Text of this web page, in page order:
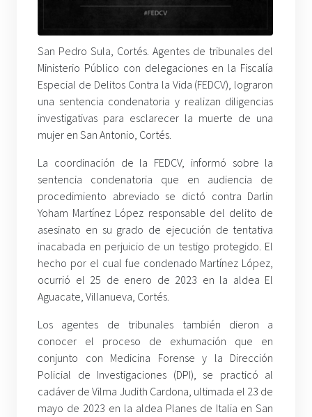
San Pedro Sula, Cortés. Agentes de tribunales del
Ministerio Público con delegaciones en la Fiscalía
Especial de Delitos Contra la Vida (FEDCV), lograron
una sentencia condenatoria y realizan diligencias
investigativas para esclarecer la muerte de una
mujer en San Antonio, Cortés.
La coordinación de la FEDCV, informó sobre la
sentencia condenatoria que en audiencia de
procedimiento abreviado se dictó contra Darlin
Yoham Martínez López responsable del delito de
asesinato en su grado de ejecución de tentativa
inacabada en perjuicio de un testigo protegido. El
hecho por el cual fue condenado Martínez López,
ocurrió el 25 de enero de 2023 en la aldea El
Aguacate, Villanueva, Cortés.
Los agentes de tribunales también dieron a
conocer el proceso de exhumación que en
conjunto con Medicina Forense y la Dirección
Policial de Investigaciones (DPI), se practicó al
cadáver de Vilma Judith Cardona, ultimada el 23 de
mayo de 2023 en la aldea Planes de Italia en San